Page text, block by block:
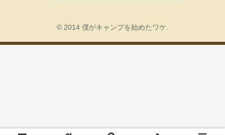
© 2014 僕がキャンプを始めたワケ.